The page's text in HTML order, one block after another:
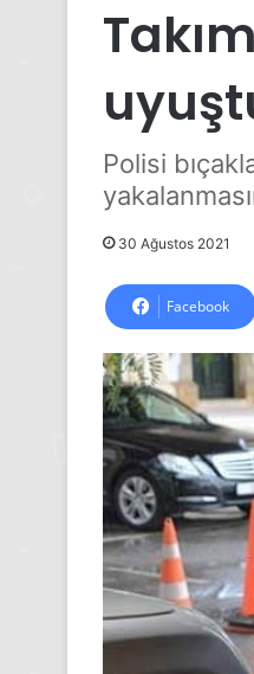
Polisi
30 Ağustos 2021
Facebook